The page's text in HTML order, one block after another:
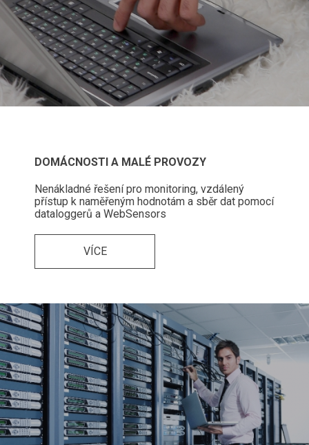
DOMÁCNOSTI A MALÉ PROVOZY
Nenákladné řešení pro monitoring, vzdálený
přístup k naměřeným hodnotám a sběr dat pomocí
dataloggerů a WebSensors
VÍCE